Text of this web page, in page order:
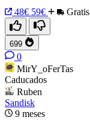
48€ 59€ Gratis
699
0
MirY_oFerTas
Caducados
Ruben
Sandisk
9 meses